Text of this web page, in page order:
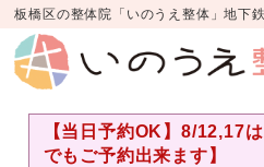
板橋区の整体院「いのうえ整体」地下
【当日予約OK】8/12,17
でもご予約出来ます】